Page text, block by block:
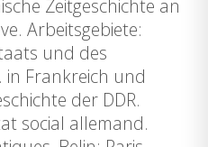
Zeitgeschichte an
Arbeitsgebiete:
und des
in Frankreich und
der DDR.
social allemand.